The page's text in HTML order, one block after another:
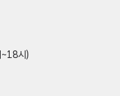
시)